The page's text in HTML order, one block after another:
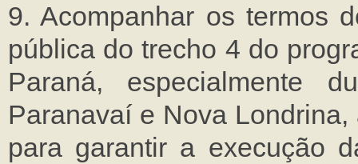
9. Acompanhar os termos
pública do trecho 4 do
Paraná, especialmente
Paranavaí e Nova
para garantir a execução